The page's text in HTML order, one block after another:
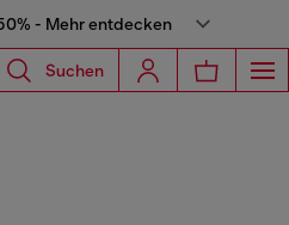
- Mehr entdecken
Suchen